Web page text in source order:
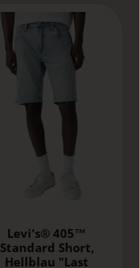
Levi's® 405™
Standard Short,
Hellblau "Last